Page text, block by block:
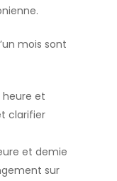
mois sont
heure et
clarifier
et demie
sur